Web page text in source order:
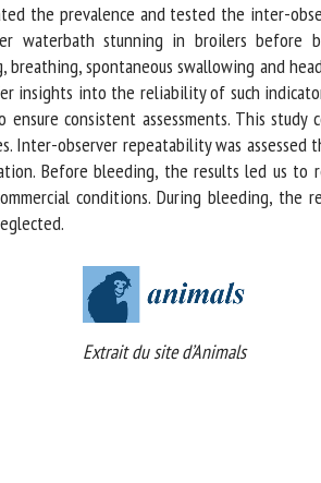
the prevalence and tested the inter-
waterbath stunning in broilers before
spontaneous swallowing and
into the reliability of such
consistent assessments. This
Inter-observer repeatability was
Before bleeding, the results led us to
conditions. During bleeding, the
Extrait du site d’Animals